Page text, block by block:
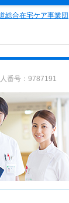
総合在宅ケア事業団
番号：9787191